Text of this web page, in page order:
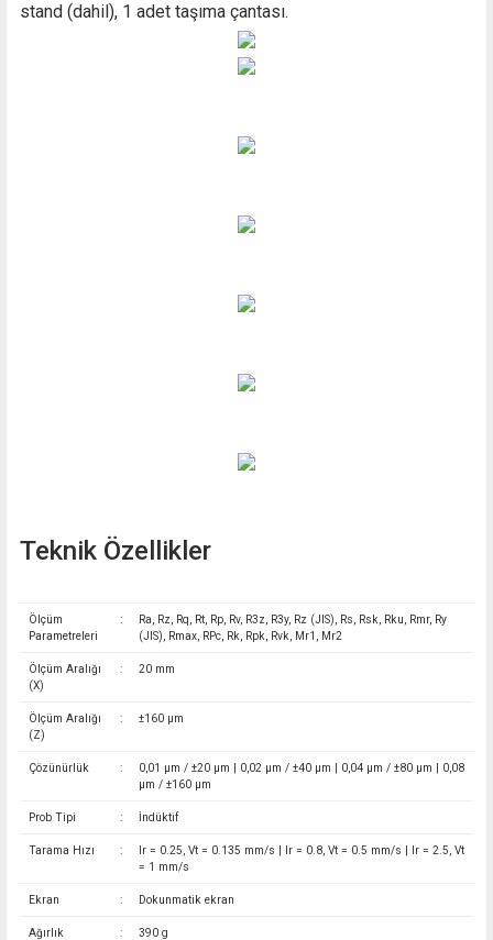
stand (dahil), 1 adet taşıma çantası.
Teknik Özellikler
Ölçüm
Parametreleri
:
Ra, Rz, Rq, Rt, Rp, Rv, R3z, R3y, Rz (JIS), Rs, Rsk, Rku, Rmr, Ry
(JIS), Rmax, RPc, Rk, Rpk, Rvk, Mr1, Mr2
Ölçüm Aralığı
(X)
: 20 mm
Ölçüm Aralığı
(Z)
: ±160 µm
Çözünürlük :
0,01 µm / ±20 µm | 0,02 µm / ±40 µm | 0,04 µm / ±80 µm | 0,08
µm / ±160 µm
Prob Tipi : İndüktif
Tarama Hızı :
lr = 0.25, Vt = 0.135 mm/s | lr = 0.8, Vt = 0.5 mm/s | lr = 2.5, Vt
= 1 mm/s
Ekran : Dokunmatik ekran
Ağırlık : 390 g